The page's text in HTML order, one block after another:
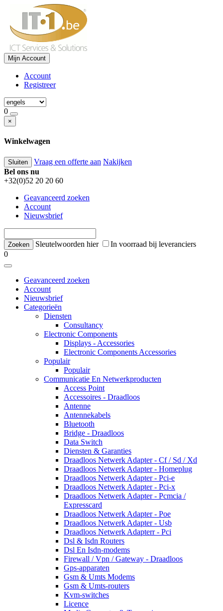
Mijn Account
Account
Registreer
0
×
Winkelwagen
Sluiten Vraag een offerte aan Nakijken
Bel ons nu
+32(0)52 20 20 60
Geavanceerd zoeken
Account
Nieuwsbrief
Sleutelwoorden hier
In voorraad bij leveranciers
0
Geavanceerd zoeken
Account
Nieuwsbrief
Categorieën
Diensten
Consultancy
Electronic Components
Displays - Accessories
Electronic Components Accessories
Populair
Populair
Communicatie En Netwerkproducten
Access Point
Accessoires - Draadloos
Antenne
Antennekabels
Bluetooth
Bridge - Draadloos
Data Switch
Diensten & Garanties
Draadloos Netwerk Adapter - Cf / Sd / Xd
Draadloos Netwerk Adapter - Homeplug
Draadloos Netwerk Adapter - Pci-e
Draadloos Netwerk Adapter - Pci-x
Draadloos Netwerk Adapter - Pcmcia /
Expresscard
Draadloos Netwerk Adapter - Poe
Draadloos Netwerk Adapter - Usb
Draadloos Netwerk Adapterr - Pci
Dsl & Isdn Routers
Dsl En Isdn-modems
Firewall / Vpn / Gateway - Draadloos
Gps-apparaten
Gsm & Umts Modems
Gsm & Umts-routers
Kvm-switches
Licence